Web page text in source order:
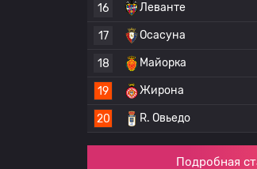
16 Леванте
17 Осасуна
18 Майорка
19 Жирона
20 R. Овьедо
Подробная